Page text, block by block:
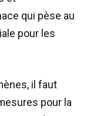
qui pèse au
pour les
il faut
pour la